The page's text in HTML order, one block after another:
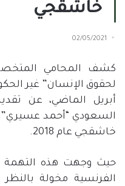
خاشقجي
02/05/2021
كشف المحامي
أبريل الماضي، عن
السعودي “أحمد
خاشقجي عام 2018.
حيث وجهت هذه التهمة
الفرنسية مخولة